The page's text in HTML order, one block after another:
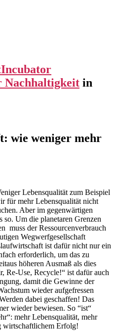
Nachhaltigkeit in
wie weniger mehr
Lebensqualität zum Beispiel
für mehr Lebensqualität nicht
Aber im gegenwärtigen
so. Um die planetaren Grenzen
muss der Ressourcenverbrauch
Wegwerfgesellschaft
ist dafür nicht nur ein
erforderlich, um das zu
höheren Ausmaß als dies
Re-Use, Recycle!“ ist dafür auch
damit die Gewinne der
wieder aufgefressen
dabei geschaffen! Das
wieder bewiesen. So “ist“
mehr Lebensqualität, mehr
wirtschaftlichem Erfolg!